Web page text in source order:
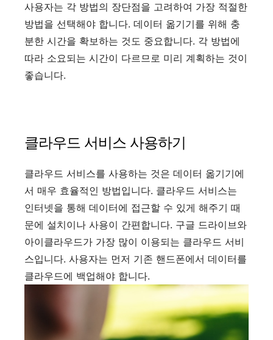
사용자는 각 방법의 장단점을 고려하여 가장 적절한
방법을 선택해야 합니다. 데이터 옮기기를 위해 충
분한 시간을 확보하는 것도 중요합니다. 각 방법에
따라 소요되는 시간이 다르므로 미리 계획하는 것이
좋습니다.
클라우드 서비스 사용하기
클라우드 서비스를 사용하는 것은 데이터 옮기기에
서 매우 효율적인 방법입니다. 클라우드 서비스는
인터넷을 통해 데이터에 접근할 수 있게 해주기 때
문에 설치이나 사용이 간편합니다. 구글 드라이브와
아이클라우드가 가장 많이 이용되는 클라우드 서비
스입니다. 사용자는 먼저 기존 핸드폰에서 데이터를
클라우드에 백업해야 합니다.